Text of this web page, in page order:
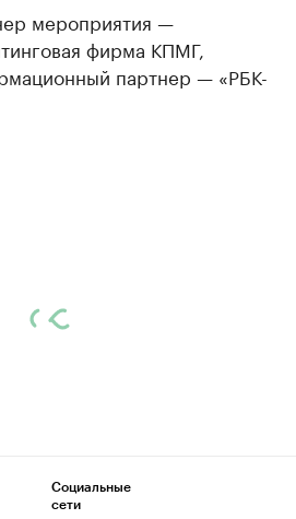
мероприятия —
фирма КПМГ,
партнер — «РБК-
Социальные
сети